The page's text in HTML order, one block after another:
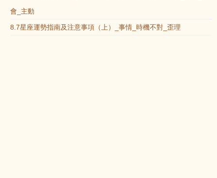
會_主動
8.7星座運勢指南及注意事項（上）_事情_時機不對_歪理